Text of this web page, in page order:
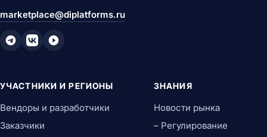
marketplace@diplatforms.ru
УЧАСТНИКИ И РЕГИОНЫ
Вендоры и разработчики
Заказчики
ЗНАНИЯ
Новости рынка
– Регулирование